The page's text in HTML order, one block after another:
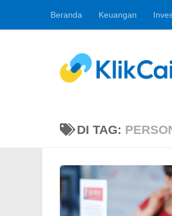
Skip to content
Beranda Keuangan
DI TAG: